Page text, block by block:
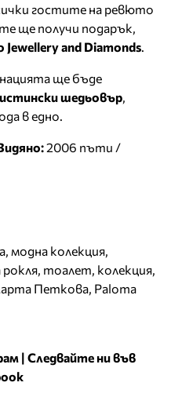
гостите на ревюто
ще получи подарък,
and Diamonds.
ще бъде
шедьовър,
в едно.
2006 пъти /
, модна колекция,
рокля, тоалет, колекция,
Петкова, Paloma
| Следвайте ни във